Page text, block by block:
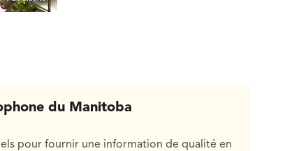
du Manitoba
pour fournir une information de qualité en